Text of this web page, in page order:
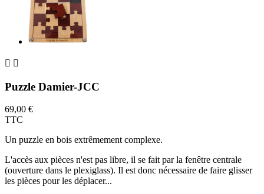
 
Puzzle Damier-JCC
69,00 €
TTC
Un puzzle en bois extrêmement complexe.
L'accès aux pièces n'est pas libre, il se fait par la fenêtre centrale
(ouverture dans le plexiglass). Il est donc nécessaire de faire glisser
les pièces pour les déplacer...